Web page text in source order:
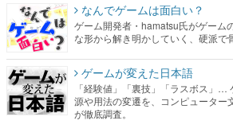
なんでゲームは面白い？
ゲーム開発者・hamatsu氏がゲーム
な形から解き明かしていく、硬派で
ゲームが変えた日本語
「経験値」「裏技」「ラスボス」…
源や用法の変遷を、コンピューター
が徹底調査。